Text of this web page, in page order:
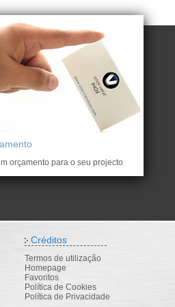
orçamento para o seu projecto
Créditos
Termos de utilização
Homepage
Favoritos
Política de Cookies
Política de Privacidade